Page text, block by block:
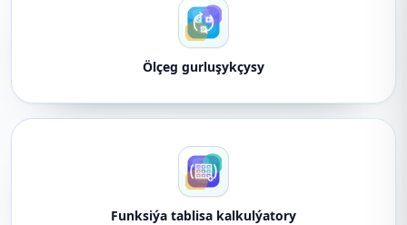
Ölçeg gurluşykçysy
Funksiýa tablisa kalkulýatory